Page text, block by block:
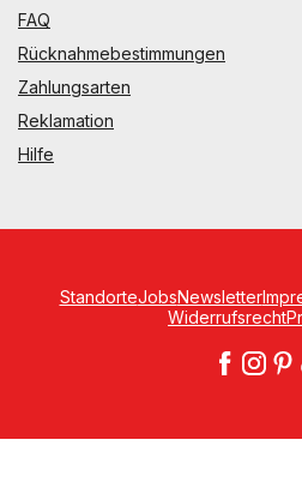
FAQ
Rücknahmebestimmungen
Zahlungsarten
Reklamation
Hilfe
StandorteJobsNewsletter
Widerrufsrecht